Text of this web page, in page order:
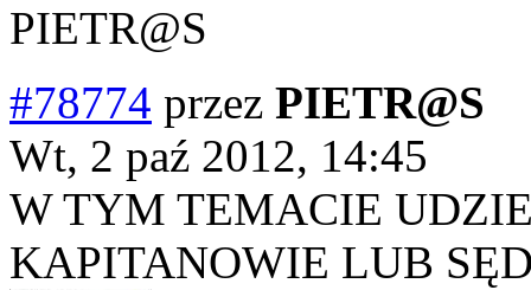
PIETR@S
#78774 przez PIETR@S
Wt, 2 paź 2012, 14:45
W TYM TEMACIE
KAPITANOWIE LUB